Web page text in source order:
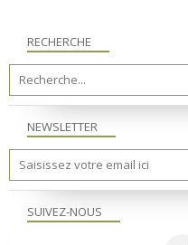
NEWSLETTER
SUIVEZ-NOUS
RECHERCHE